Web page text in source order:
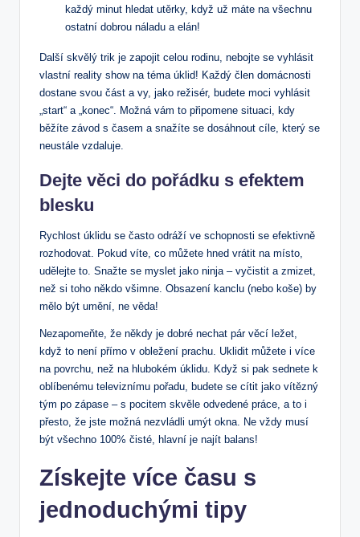
každý minut hledat utěrky, když už máte na všechnu
ostatní dobrou náladu a elán!
Další skvělý trik je zapojit celou rodinu, nebojte se vyhlásit
vlastní reality show na téma úklid! Každý člen domácnosti
dostane svou část a vy, jako režisér, budete moci vyhlásit
„start“ a „konec“. Možná vám to připomene situaci, kdy
běžíte závod s časem a snažíte se dosáhnout cíle, který se
neustále vzdaluje.
Dejte věci do pořádku s efektem
blesku
Rychlost úklidu se často odráží ve schopnosti se efektivně
rozhodovat. Pokud víte, co můžete hned vrátit na místo,
udělejte to. Snažte se myslet jako ninja – vyčistit a zmizet,
než si toho někdo všimne. Obsazení kanclu (nebo koše) by
mělo být umění, ne věda!
Nezapomeňte, že někdy je dobré nechat pár věcí ležet,
když to není přímo v obležení prachu. Uklidit můžete i více
na povrchu, než na hlubokém úklidu. Když si pak sednete k
oblíbenému televiznímu pořadu, budete se cítit jako vítězný
tým po zápase – s pocitem skvěle odvedené práce, a to i
přesto, že jste možná nezvládli umýt okna. Ne vždy musí
být všechno 100% čisté, hlavní je najít balans!
Získejte více času s
jednoduchými tipy